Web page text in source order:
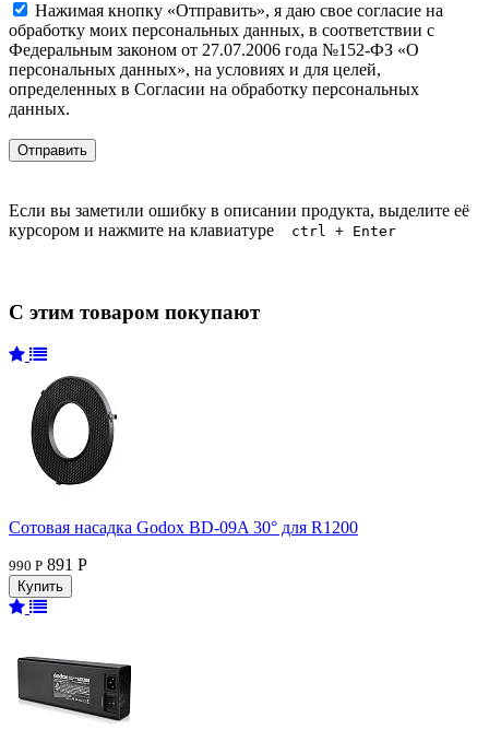
Нажимая кнопку «Отправить», я даю свое согласие на
обработку моих персональных данных, в соответствии с
Федеральным законом от 27.07.2006 года №152-ФЗ «О
персональных данных», на условиях и для целей,
определенных в Согласии на обработку персональных
данных.
Если вы заметили ошибку в описании продукта, выделите её
курсором и нажмите на клавиатуре
ctrl + Enter
С этим товаром покупают
Сотовая насадка Godox BD-09A 30° для R1200
990 Р 891 Р